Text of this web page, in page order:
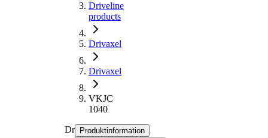
Driveline
products
Drivaxel
Drivaxel
VKJC
1040
DrivaxelProduktinformation